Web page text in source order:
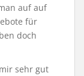
auf auf
für
doch
sehr gut